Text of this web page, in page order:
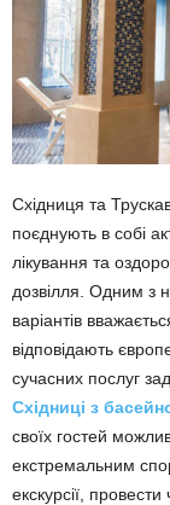
Східниця та
поєднують в собі
лікування та
дозвілля. Одним з
варіантів
відповідають
сучасних послуг
Східниці з
своїх гостей
екстремальним
екскурсії,